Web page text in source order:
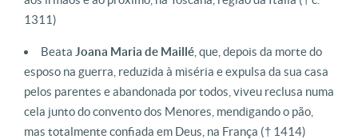
1311)
Beata Joana Maria de Maillé , que, depois da morte do
esposo na guerra, reduzida à miséria e expulsa da sua casa
pelos parentes e abandonada por todos, viveu reclusa numa
cela junto do convento dos Menores, mendigando o pão,
mas totalmente confiada em Deus, na França († 1414)